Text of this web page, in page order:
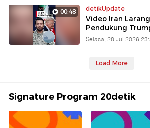
00:48 detikUpdate
Video Iran
Pendukung
Selasa, 28 Jul 2026
Load More
Signature Program 20detik